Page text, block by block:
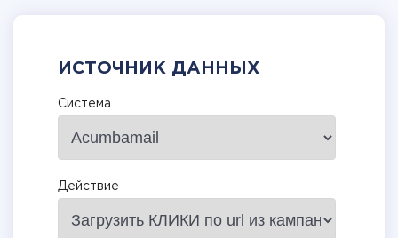
ИСТОЧНИК ДАННЫХ
Система
Действие